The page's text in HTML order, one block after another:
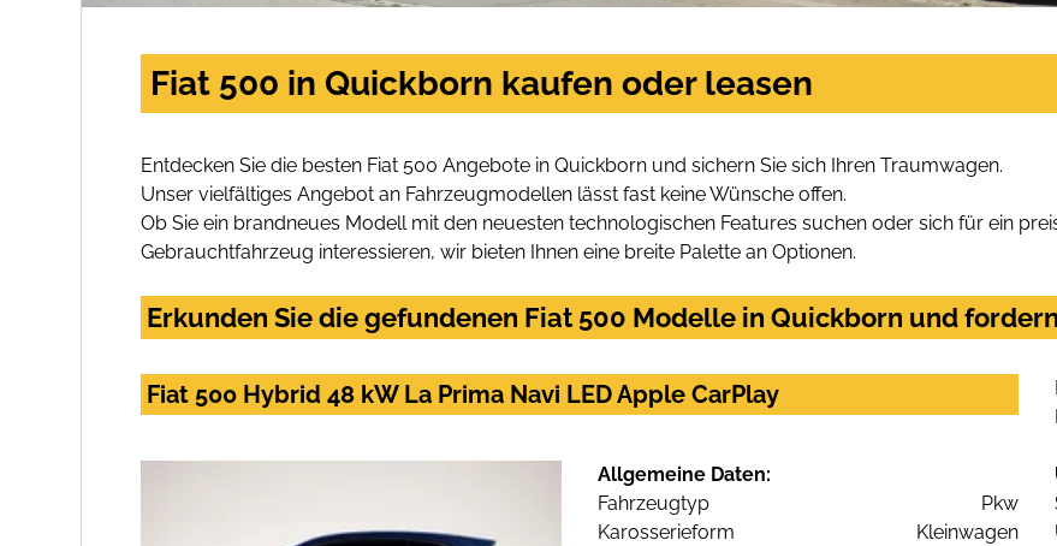
Fiat 500 in Quickborn kaufen oder leasen
Entdecken Sie die besten Fiat 500 Angebote in Quickborn und sichern Sie sich Ihren Traumwagen.
Unser vielfältiges Angebot an Fahrzeugmodellen lässt fast keine Wünsche offen.
Ob Sie ein brandneues Modell mit den neuesten technologischen Features suchen oder sich für ein
Gebrauchtfahrzeug interessieren, wir bieten Ihnen eine breite Palette an Optionen.
Erkunden Sie die gefundenen Fiat 500 Modelle in Quickborn und
Fiat 500 Hybrid 48 kW La Prima Navi LED Apple CarPlay
Allgemeine Daten:
Fahrzeugtyp
Pkw
Karosserieform
Kleinwagen